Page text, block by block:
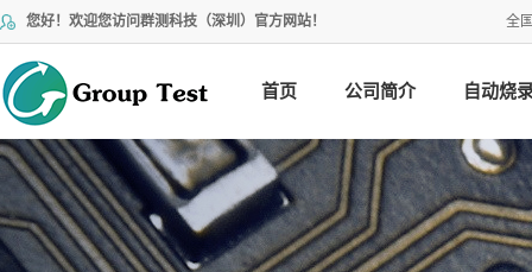
您好！欢迎您访问群测科技（深圳）官方网站！ 全
首页 公司简介 自动烧